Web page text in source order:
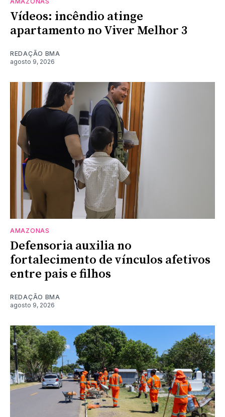
Vídeos: incêndio atinge
apartamento no Viver Melhor 3
REDAÇÃO BMA
agosto 9, 2026
AMAZONAS
Defensoria auxilia no
fortalecimento de vínculos afetivos
entre pais e filhos
REDAÇÃO BMA
agosto 9, 2026